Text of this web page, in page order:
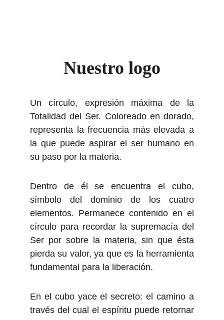
Nuestro logo
Un círculo, expresión máxima de la
Totalidad del Ser. Coloreado en dorado,
representa la frecuencia más elevada a
la que puede aspirar el ser humano en
su paso por la materia.
Dentro de él se encuentra el cubo,
símbolo del dominio de los cuatro
elementos. Permanece contenido en el
círculo para recordar la supremacía del
Ser por sobre la materia, sin que ésta
pierda su valor, ya que es la herramienta
fundamental para la liberación.
En el cubo yace el secreto: el camino a
través del cual el espíritu puede retornar